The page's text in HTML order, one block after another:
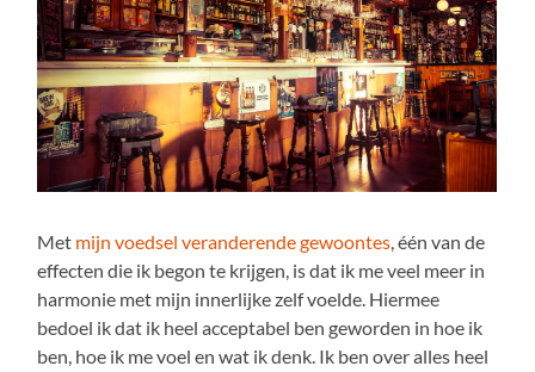
Met mijn voedsel veranderende gewoontes, één van de
effecten die ik begon te krijgen, is dat ik me veel meer in
harmonie met mijn innerlijke zelf voelde. Hiermee
bedoel ik dat ik heel acceptabel ben geworden in hoe ik
ben, hoe ik me voel en wat ik denk. Ik ben over alles heel